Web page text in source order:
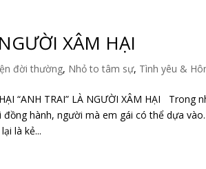
XÂM HẠI
đời thường, Nhỏ to tâm sự, Tình yêu &
“ANH TRAI” LÀ NGƯỜI XÂM HẠI
hành, người mà em gái có thể dựa
là kẻ...